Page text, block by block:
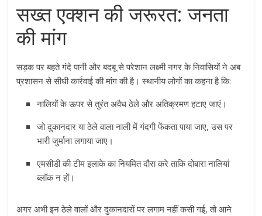
सख्त एक्शन की जरूरत: जनता
की मांग
सड़क पर बहते गंदे पानी और बदबू से परेशान लक्ष्मी नगर के निवासियों ने अब
प्रशासन से सीधी कार्रवाई की मांग की है। स्थानीय लोगों का कहना है कि:
नालियों के ऊपर से तुरंत अवैध ठेले और अतिक्रमण हटाए जाएं।
जो दुकानदार या ठेले वाला नाली में गंदगी फेंकता पाया जाए, उस पर
भारी जुर्माना लगाया जाए।
एमसीडी की टीम इलाके का नियमित दौरा करे ताकि दोबारा नालियां
ब्लॉक न हों।
अगर अभी इन ठेले वालों और दुकानदारों पर लगाम नहीं कसी गई, तो आने